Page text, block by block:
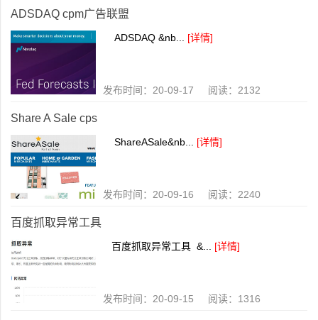
ADSDAQ cpm广告联盟
ADSDAQ &nb... [详情]
发布时间：20-09-17 阅读：2132
Share A Sale cps
ShareASale&nb... [详情]
发布时间：20-09-16 阅读：2240
百度抓取异常工具
百度抓取异常工具 &... [详情]
发布时间：20-09-15 阅读：1316